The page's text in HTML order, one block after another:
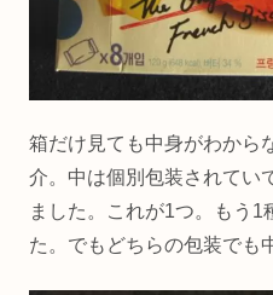
箱だけ見ても中身がわから
介。中は個別包装されてい
ました。これが1つ。もう1
た。でもどちらの包装でも